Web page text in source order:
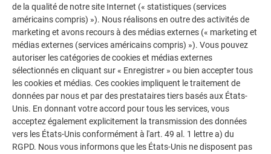
TROUVER VOTRE INTERLOCUTEUR PREFA
de la qualité de notre site Internet (« statistiques (services
américains compris) »). Nous réalisons en outre des activités de
marketing et avons recours à des médias externes (« marketing et
médias externes (services américains compris) »). Vous pouvez
autoriser les catégories de cookies et médias externes
sélectionnés en cliquant sur « Enregistrer » ou bien accepter tous
les cookies et médias. Ces cookies impliquent le traitement de
données par nous et par des prestataires tiers basés aux États-
Unis. En donnant votre accord pour tous les services, vous
acceptez également explicitement la transmission des données
vers les États-Unis conformément à l'art. 49 al. 1 lettre a) du
RGPD. Nous vous informons que les États-Unis ne disposent pas